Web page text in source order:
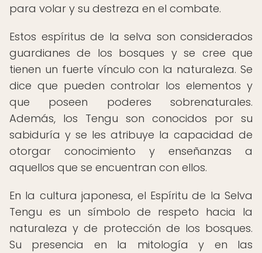
para volar y su destreza en el combate.
Estos espíritus de la selva son considerados
guardianes de los bosques y se cree que
tienen un fuerte vínculo con la naturaleza. Se
dice que pueden controlar los elementos y
que poseen poderes sobrenaturales.
Además, los Tengu son conocidos por su
sabiduría y se les atribuye la capacidad de
otorgar conocimiento y enseñanzas a
aquellos que se encuentran con ellos.
En la cultura japonesa, el Espíritu de la Selva
Tengu es un símbolo de respeto hacia la
naturaleza y de protección de los bosques.
Su presencia en la mitología y en las